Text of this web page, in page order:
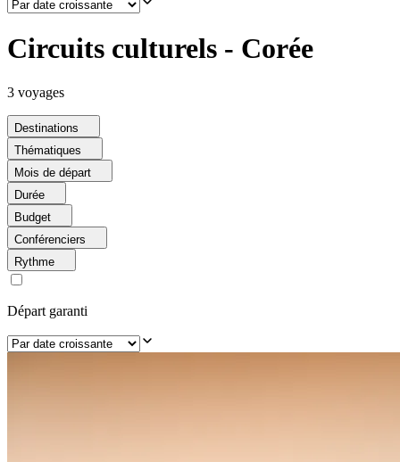
Circuits culturels - Corée
3 voyages
Destinations
Thématiques
Mois de départ
Durée
Budget
Conférenciers
Rythme
Départ garanti